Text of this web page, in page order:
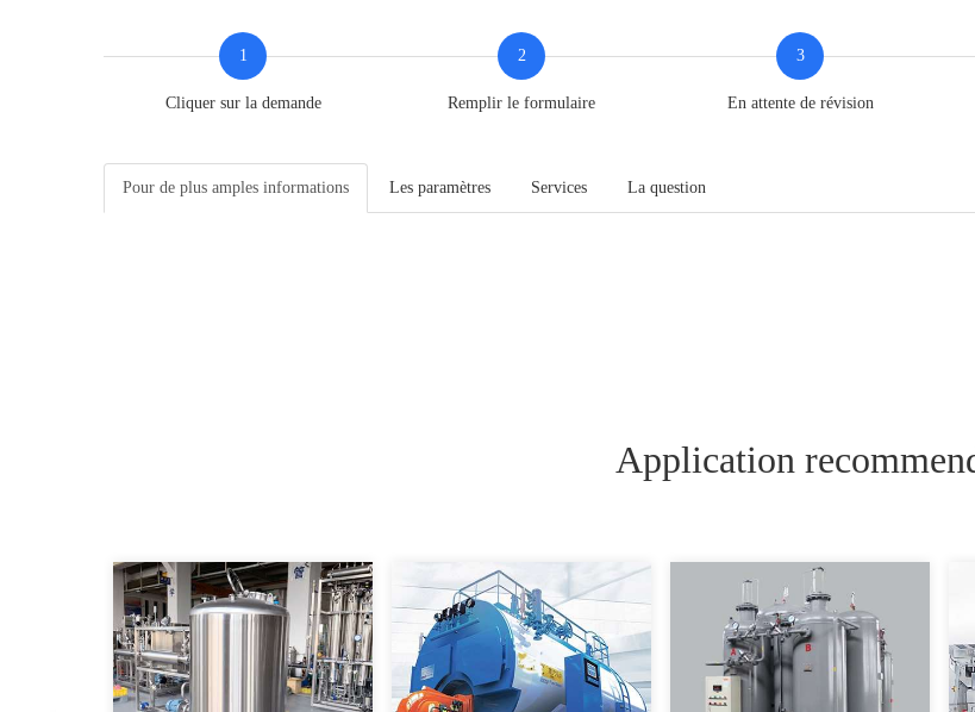
1
Cliquer sur la demande
2
Remplir le formulaire
3
En attente de révision
Pour de plus amples informations Les paramètres Services La question
Application